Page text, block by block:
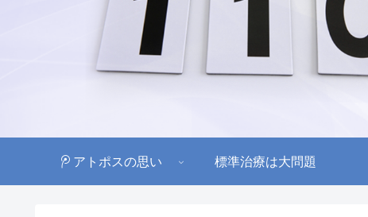
アトポスの思い 標準治療は大問題